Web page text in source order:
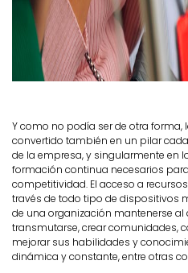
Y como no podía ser de otra
convertido también en un pilar
de la empresa, y singularmente en
formación continua necesarios
competitividad. El acceso a
través de todo tipo de dispositivos
de una organización mantenerse
transmutarse, crear comunidades,
mejorar sus habilidades y
dinámica y constante, entre otras